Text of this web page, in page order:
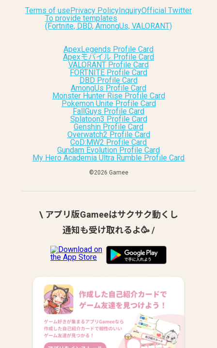
Terms of usePrivacy Policy InquiryOfficial Twitter
To provide templates
(Fortnite, DBD, AmongUs, VALORANT)
ApexLegends Profile Card
Apexモバイル Profile Card
VALORANT Profile Card
FORTNITE Profile Card
DBD Profile Card
AmongUs Profile Card
Monster Hunter Rise Profile Card
Pokemon Unite Profile Card
FallGuys Profile Card
Splatoon3 Profile Card
Genshin Profile Card
Overwatch2 Profile Card
CoD:MW2 Profile Card
Gundam Evolution Profile Card
My Hero Academia Ultra Rumble Profile Card
©︎2026 Gamee
\ アプリ版Gameeはサクサク動くし
通知も受け取れるよ🥳 /